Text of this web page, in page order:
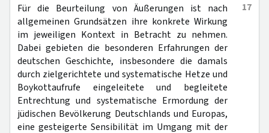
17
Für die Beurteilung von Äußerungen ist nach
allgemeinen Grundsätzen ihre konkrete Wirkung
im jeweiligen Kontext in Betracht zu nehmen.
Dabei gebieten die besonderen Erfahrungen der
deutschen Geschichte, insbesondere die damals
durch zielgerichtete und systematische Hetze und
Boykottaufrufe eingeleitete und begleitete
Entrechtung und systematische Ermordung der
jüdischen Bevölkerung Deutschlands und Europas,
eine gesteigerte Sensibilität im Umgang mit der